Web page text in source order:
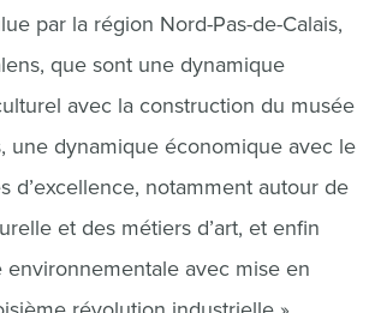
par la région Nord-Pas-de-Calais,
que sont une dynamique
avec la construction du musée
une dynamique économique avec le
d’excellence, notamment autour de
et des métiers d’art, et enfin
environnementale avec mise en